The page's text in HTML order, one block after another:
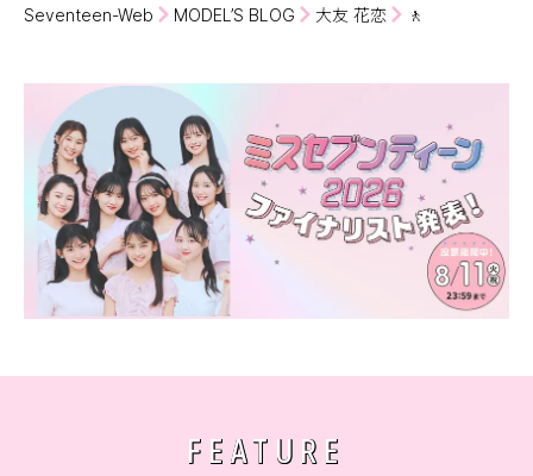
Seventeen-Web MODEL’S BLOG 大友 花恋 🚶
FEATURE